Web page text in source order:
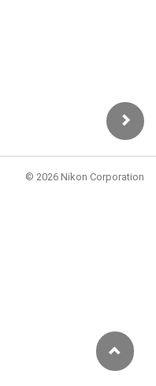
© 2026 Nikon Corporation